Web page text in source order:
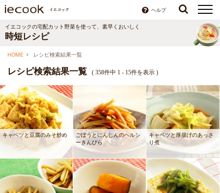
ヘルプ
イエコックの宅配カット野菜を使って、素早くおいしく
時短レシピ
HOME レシピ検索結果一覧
レシピ検索結果一覧 ( 358件中 1 - 15件を表示 )
キャベツと豆腐のみそ炒め
ごぼうとにんじんのヘルシ
ーきんぴら
キャベツと厚揚げのあっさ
り煮